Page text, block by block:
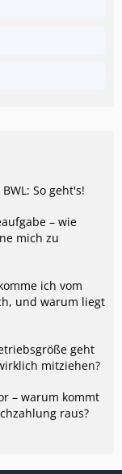
So geht's!
– wie
mich zu
ich vom
und warum liegt
geht
mitziehen?
– warum kommt
raus?